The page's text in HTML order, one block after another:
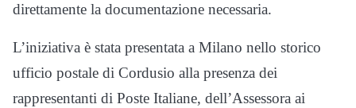
direttamente la documentazione necessaria.
L’iniziativa è stata presentata a Milano nello storico
ufficio postale di Cordusio alla presenza dei
rappresentanti di Poste Italiane, dell’Assessora ai